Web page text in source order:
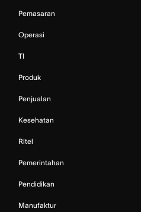
Pemasaran
Operasi
TI
Produk
Penjualan
Kesehatan
Ritel
Pemerintahan
Pendidikan
Manufaktur